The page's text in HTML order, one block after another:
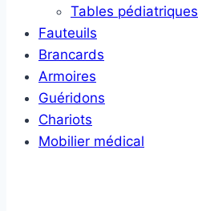
Tables pédiatriques
Fauteuils
Brancards
Armoires
Guéridons
Chariots
Mobilier médical